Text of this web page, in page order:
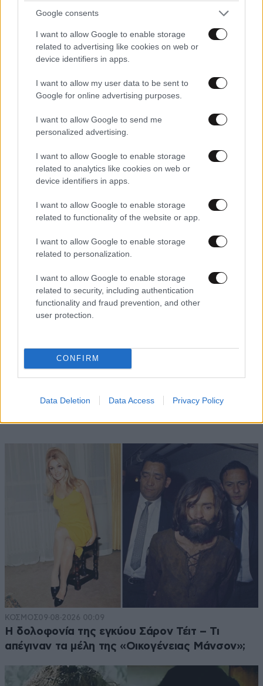
Google consents
I want to allow Google to enable storage
related to advertising like cookies on web or
device identifiers in apps.
I want to allow my user data to be sent to
Google for online advertising purposes.
I want to allow Google to send me
personalized advertising.
I want to allow Google to enable storage
related to analytics like cookies on web or
device identifiers in apps.
I want to allow Google to enable storage
related to functionality of the website or app.
I want to allow Google to enable storage
related to personalization.
I want to allow Google to enable storage
related to security, including authentication
functionality and fraud prevention, and other
user protection.
CONFIRM
Data Deletion Data Access Privacy Policy
LIFESTYLE08·08·2026 21:36
για έναν χρόνο» από τον σύζυγό της στην
Κωνσταντινούπολη
LIFESTYLE08·08·2026 09:01
σχέση που θυμίζει σενάριο ταινίας και μετρά
ΚΟΣΜΟΣ09·08·2026 00:09
Η δολοφονία της εγκύου Σάρον Τέιτ – Τι
απέγιναν τα μέλη της «Οικογένειας Μάνσον»;